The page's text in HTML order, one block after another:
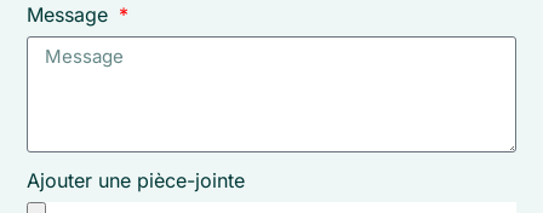
Message
Ajouter une pièce-jointe